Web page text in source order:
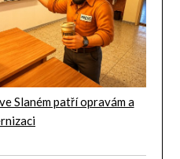
Slaném patří opravám a